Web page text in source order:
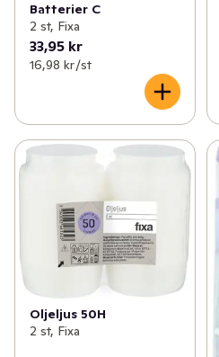
Batterier C
2 st, Fixa
33,95 kr
16,98 kr /st
Oljeljus 50H
2 st, Fixa